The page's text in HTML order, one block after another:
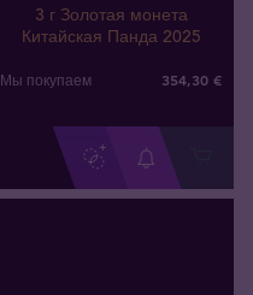
3 г Золотая монета
Китайская Панда 2025
Мы покупаем 354,30 €